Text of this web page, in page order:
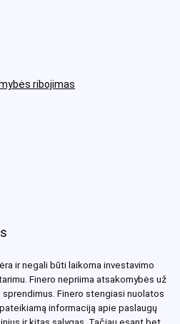
ribojimas
ir negali būti laikoma investavimo
Finero nepriima atsakomybės už
Finero stengiasi nuolatos
informaciją apie paslaugų